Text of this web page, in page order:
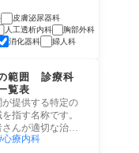
皮膚泌尿器科
人工透析内科
胸部外科
消化器科
婦人科
範囲 診療科
覧表
提供する特定の
指す名称です。
んが適切な治療
心療内科